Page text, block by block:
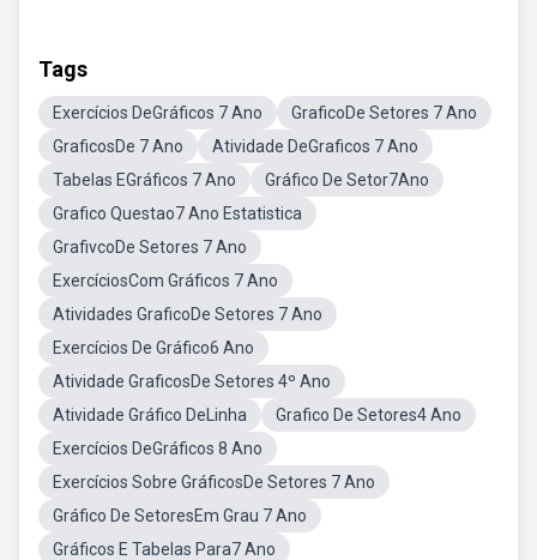
Tags
Exercícios DeGráficos 7 Ano
GraficoDe Setores 7 Ano
GraficosDe 7 Ano
Atividade DeGraficos 7 Ano
Tabelas EGráficos 7 Ano
Gráfico De Setor7Ano
Grafico Questao7 Ano Estatistica
GrafivcoDe Setores 7 Ano
ExercíciosCom Gráficos 7 Ano
Atividades GraficoDe Setores 7 Ano
Exercícios De Gráfico6 Ano
Atividade GraficosDe Setores 4º Ano
Atividade Gráfico DeLinha
Grafico De Setores4 Ano
Exercícios DeGráficos 8 Ano
Exercícios Sobre GráficosDe Setores 7 Ano
Gráfico De SetoresEm Grau 7 Ano
Gráficos E Tabelas Para7 Ano